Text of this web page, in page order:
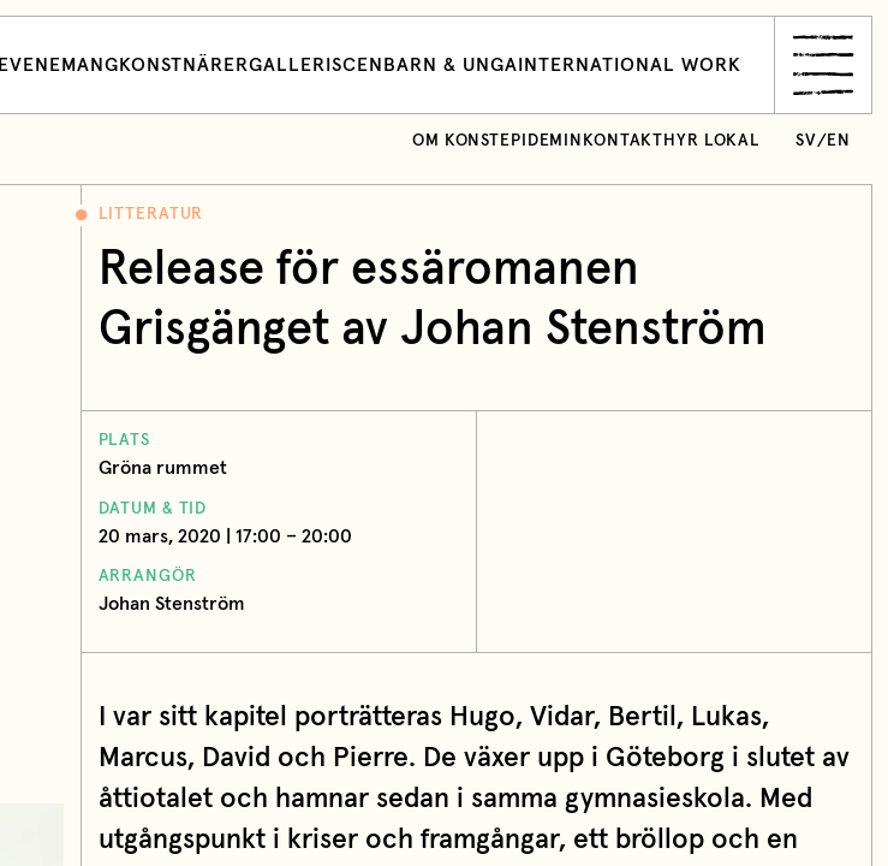
EVENEMANG KONSTNÄRERGALLERI SCEN BARN & UNGA INTERNATIONAL WORK
OM KONSTEPIDEMIN KONTAKT HYR LOKAL SV/ EN
LITTERATUR
Release för essäromanen
Grisgänget av Johan Stenström
PLATS
Gröna rummet
DATUM & TID
20 mars, 2020 | 17:00 – 20:00
ARRANGÖR
Johan Stenström
I var sitt kapitel porträtteras Hugo, Vidar, Bertil, Lukas,
Marcus, David och Pierre. De växer upp i Göteborg i slutet av
åttiotalet och hamnar sedan i samma gymnasieskola. Med
utgångspunkt i kriser och framgångar, ett bröllop och en